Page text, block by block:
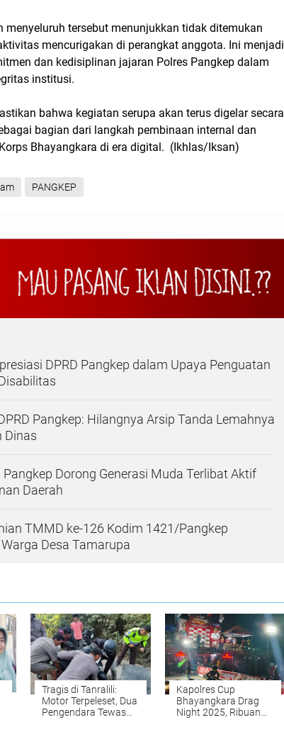
menyeluruh tersebut menunjukkan tidak ditemukan
mencurigakan di perangkat anggota. Ini menjadi
dan kedisiplinan jajaran Polres Pangkep dalam
institusi.
bahwa kegiatan serupa akan terus digelar secara
bagian dari langkah pembinaan internal dan
Bhayangkara di era digital. (Ikhlas/Iksan)
PANGKEP
DPRD Pangkep dalam Upaya Penguatan
Pangkep: Hilangnya Arsip Tanda Lemahnya
Dinas
Pangkep Dorong Generasi Muda Terlibat Aktif
Daerah
TMMD ke-126 Kodim 1421/Pangkep
Desa Tamarupa
Tragis di Tanralili:
Motor Terpeleset, Dua
Pengendara Tewas
Kapolres Cup
Bhayangkara Drag
Night 2025, Ribuan